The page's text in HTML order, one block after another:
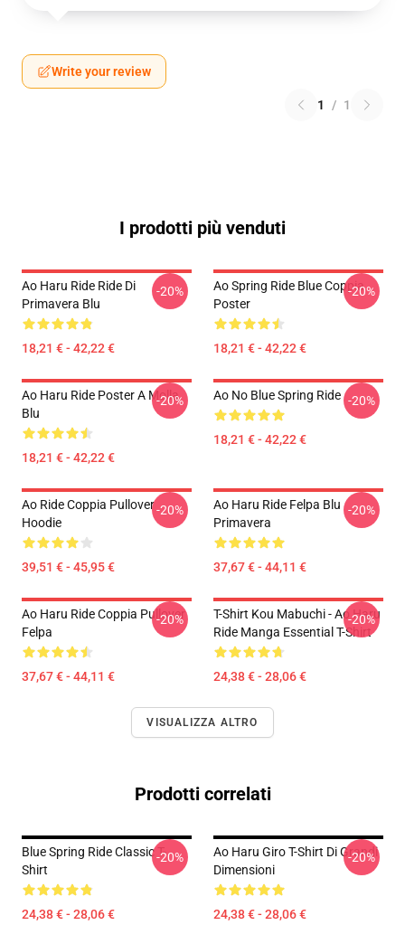
Write your review
1 / 1
I prodotti più venduti
Ao Haru Ride Ride Di
Primavera Blu
18,21 € - 42,22 €
-20%
Ao Spring Ride Blue Coppia
Poster
18,21 € - 42,22 €
-20%
Ao Haru Ride Poster A Molla
Blu
18,21 € - 42,22 €
-20% Ao No Blue Spring Ride
18,21 € - 42,22 €
-20%
Ao Ride Coppia Pullover
Hoodie
39,51 € - 45,95 €
-20%
Ao Haru Ride Felpa Blu
Primavera
37,67 € - 44,11 €
-20%
Ao Haru Ride Coppia Pullover
Felpa
37,67 € - 44,11 €
-20%
T-Shirt Kou Mabuchi - Ao Haru
Ride Manga Essential T-Shirt
24,38 € - 28,06 €
-20%
VISUALIZZA ALTRO
Prodotti correlati
Blue Spring Ride Classic T-
Shirt
24,38 € - 28,06 €
-20%
Ao Haru Giro T-Shirt Di Grandi
Dimensioni
24,38 € - 28,06 €
-20%